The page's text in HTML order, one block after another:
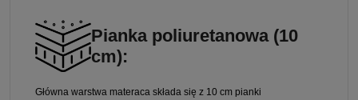
Pianka poliuretanowa (10
cm):
Główna warstwa materaca składa się z 10 cm pianki